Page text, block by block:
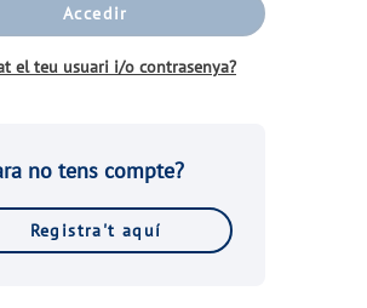
Accedir
el teu usuari i/o contrasenya?
no tens compte?
Registra't aquí